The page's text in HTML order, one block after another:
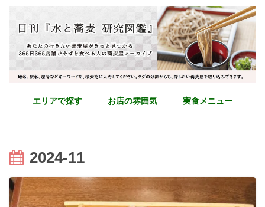
エリアで探す お店の雰囲気 実食メニュー
2024-11